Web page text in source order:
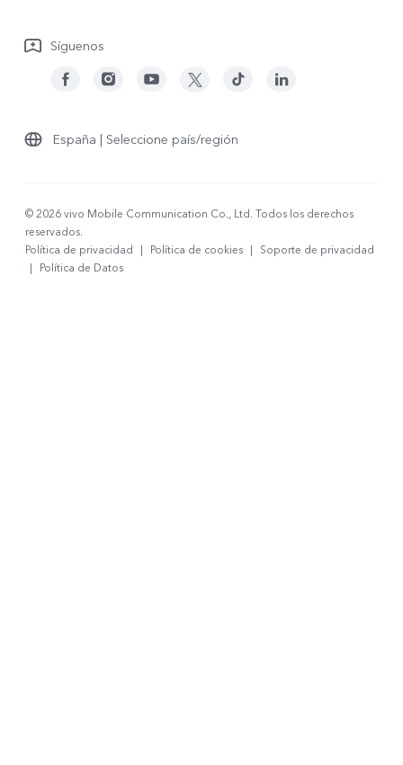
Síguenos
España | Seleccione país/región
© 2026 vivo Mobile Communication Co., Ltd. Todos los derechos
reservados.
Política de privacidad
| Política de cookies |
Soporte de privacidad
|
Política de Datos